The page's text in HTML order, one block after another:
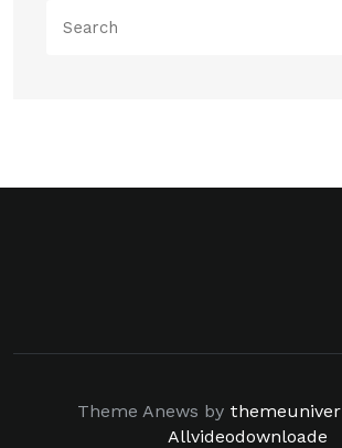
for:
Theme Anews by themeuniver
Allvideodownloade